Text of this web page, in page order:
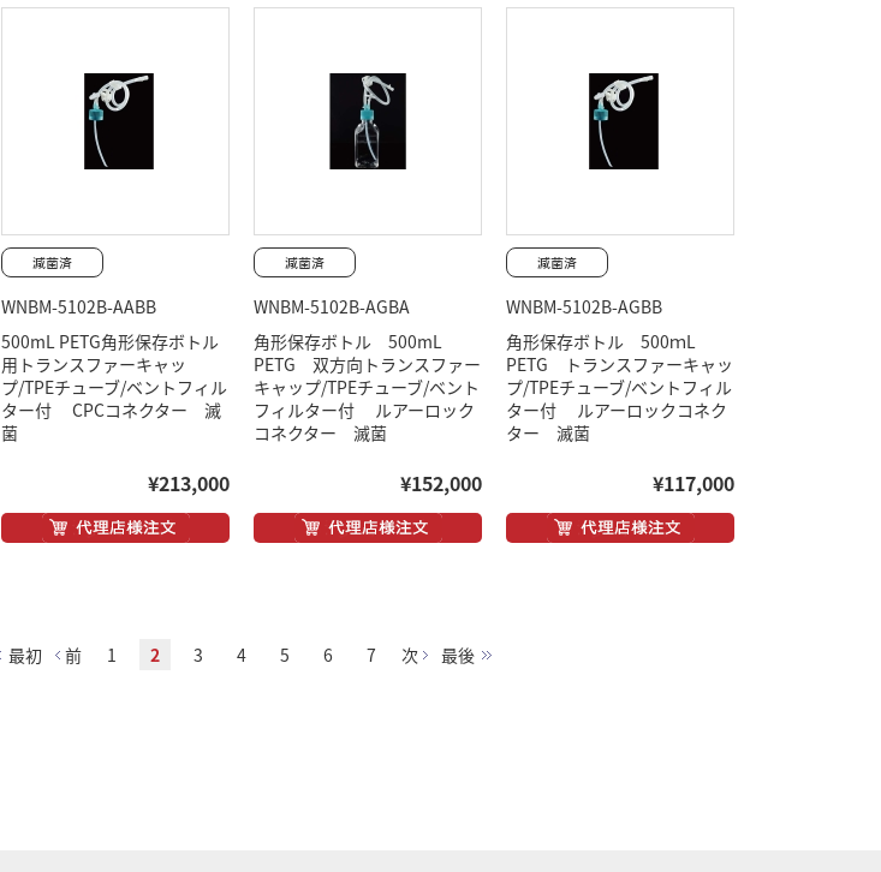
WNBM-5102B-AABB
500mL PETG角形保存ボトル
用トランスファーキャッ
プ/TPEチューブ/ベントフィル
ター付 CPCコネクター 滅
菌
¥213,000
WNBM-5102B-AGBA
角形保存ボトル 500mL
PETG 双方向トランスファー
キャップ/TPEチューブ/ベント
フィルター付 ルアーロック
コネクター 滅菌
¥152,000
WNBM-5102B-AGBB
角形保存ボトル 500ｍL
PETG トランスファーキャッ
プ/TPEチューブ/ベントフィル
ター付 ルアーロックコネク
ター 滅菌
¥117,000
最初 前 1 2 3 4 5 6 7 次 最後